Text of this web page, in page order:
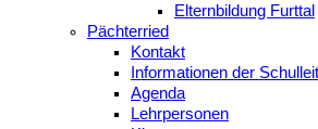
Elternbildung Furttal
Pächterried
Kontakt
Informationen der
Agenda
Lehrpersonen